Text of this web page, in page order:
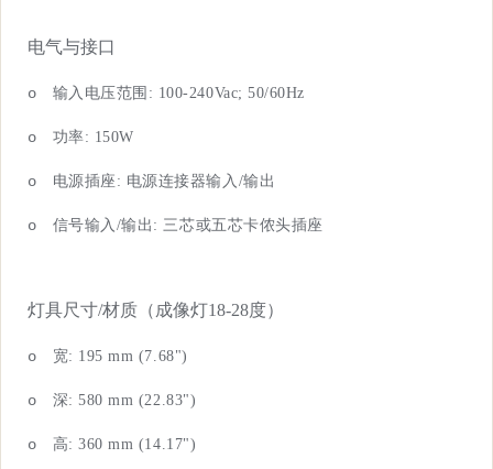
电气与接口
o 输入电压范围 : 100-240Vac; 50/60Hz
o 功率: 150W
o 电源插座 : 电源连接器输 入 /输出
o 信号输 入 /输 出 : 三芯或五芯卡侬头插座
灯具尺寸/材质（成像灯18-28度）
o 宽: 195 mm (7.68")
o 深:580 mm (22.83")
o 高:360 mm (14.17")